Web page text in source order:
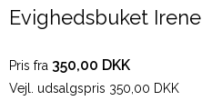
Evighedsbuket Irene
Pris fra 350,00 DKK
Vejl. udsalgspris 350,00 DKK